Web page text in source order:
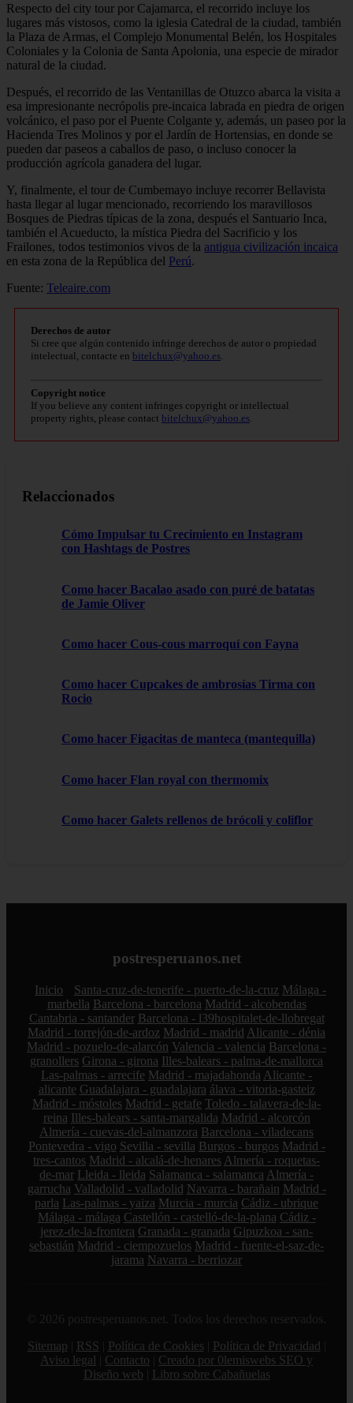
Respecto del city tour por Cajamarca, el recorrido incluye los
lugares más vistosos, como la iglesia Catedral de la ciudad, también
la Plaza de Armas, el Complejo Monumental Belén, los Hospitales
Coloniales y la Colonia de Santa Apolonia, una especie de mirador
natural de la ciudad.
Después, el recorrido de las Ventanillas de Otuzco abarca la visita a
esa impresionante necrópolis pre-incaica labrada en piedra de origen
volcánico, el paso por el Puente Colgante y, además, un paseo por la
Hacienda Tres Molinos y por el Jardín de Hortensias, en donde se
pueden dar paseos a caballos de paso, o incluso conocer la
producción agrícola ganadera del lugar.
Y, finalmente, el tour de Cumbemayo incluye recorrer Bellavista
hasta llegar al lugar mencionado, recorriendo los maravillosos
Bosques de Piedras típicas de la zona, después el Santuario Inca,
también el Acueducto, la mística Piedra del Sacrificio y los
Frailones, todos testimonios vivos de la antigua civilización incaica
en esta zona de la República del Perú.
Fuente: Teleaire.com
Derechos de autor
Si cree que algún contenido infringe derechos de autor o propiedad
intelectual, contacte en bitelchux@yahoo.es
Copyright notice
If you believe any content infringes copyright or intellectual
property rights, please contact bitelchux@yahoo.es
Relaccionados
Cómo Impulsar tu Crecimiento en Instagram
con Hashtags de Postres
Como hacer Bacalao asado con puré de batatas
de Jamie Oliver
Como hacer Cous-cous marroquí con Fayna
Como hacer Cupcakes de ambrosías Tirma con
Rocio
Como hacer Figacitas de manteca (mantequilla)
Como hacer Flan royal con thermomix
Como hacer Galets rellenos de brócoli y coliflor
postresperuanos.net
Inicio Santa-cruz-de-tenerife - puerto-de-la-cruz Málaga -
marbella Barcelona - barcelona Madrid - alcobendas
Cantabria - santander Barcelona - l39hospitalet-de-llobregat
Madrid - torrejón-de-ardoz Madrid - madrid Alicante - dénia
Madrid - pozuelo-de-alarcón Valencia - valencia Barcelona -
granollers Girona - girona Illes-balears - palma-de-mallorca
Las-palmas - arrecife Madrid - majadahonda Alicante -
alicante Guadalajara - guadalajara álava - vitoria-gasteiz
Madrid - móstoles Madrid - getafe Toledo - talavera-de-la-
reina Illes-balears - santa-margalida Madrid - alcorcón
Almería - cuevas-del-almanzora Barcelona - viladecans
Pontevedra - vigo Sevilla - sevilla Burgos - burgos Madrid -
tres-cantos Madrid - alcalá-de-henares Almería - roquetas-
de-mar Lleida - lleida Salamanca - salamanca Almería -
garrucha Valladolid - valladolid Navarra - barañain Madrid -
parla Las-palmas - yaiza Murcia - murcia Cádiz - ubrique
Málaga - málaga Castellón - castelló-de-la-plana Cádiz -
jerez-de-la-frontera Granada - granada Gipuzkoa - san-
sebastián Madrid - ciempozuelos Madrid - fuente-el-saz-de-
jarama Navarra - berriozar
© 2026 postresperuanos.net. Todos los derechos reservados.
Sitemap
RSS Política de Cookies Política de Privacidad
Aviso legal
Contacto
Creado por 0lemiswebs SEO y
Diseño web
Libro sobre Cabañuelas